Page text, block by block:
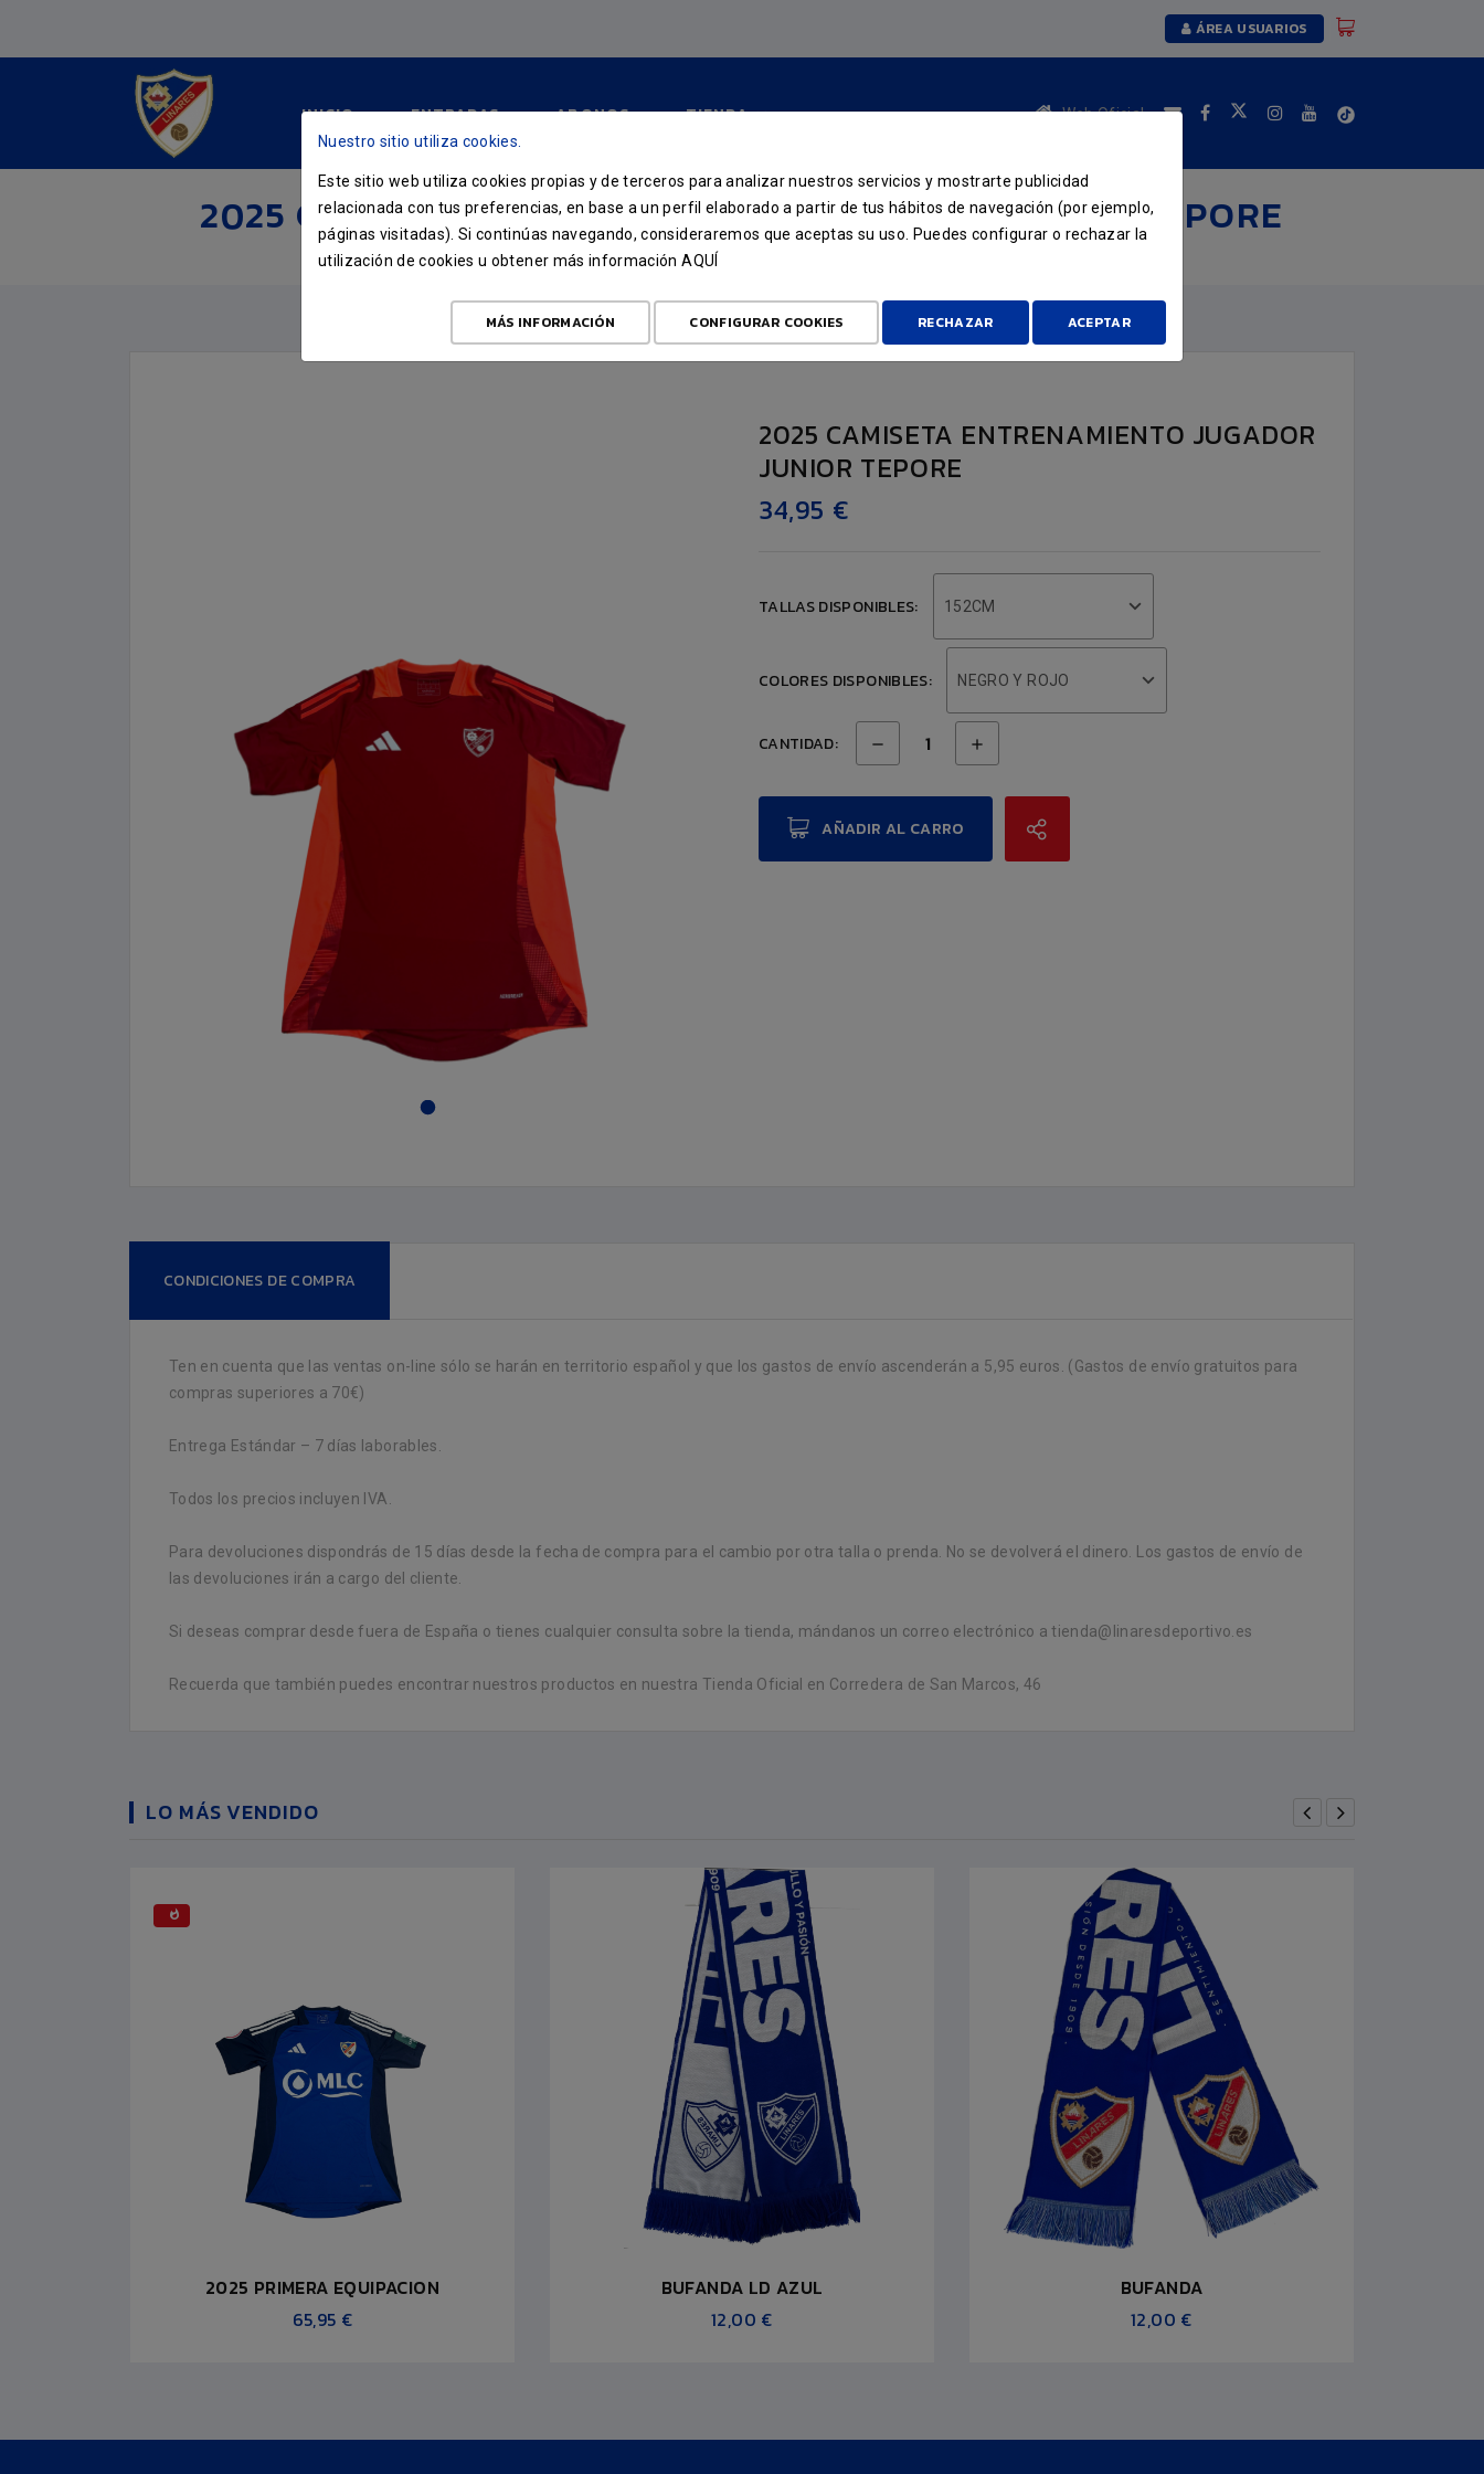
ÁREA USUARIOS
INICIO ENTRADAS ABONOS TIENDA Web Oficial
2025 CAMISETA ENTRENAMIENTO JUGADOR JUNIOR TEPORE
INICIO TIENDA ROPA ENTRENAMIENTO 2025 CAMISETA ENTRENAMIENTO JUGADOR JUNIOR TEPORE
2025 CAMISETA ENTRENAMIENTO JUGADOR
JUNIOR TEPORE
34,95 €
TALLAS DISPONIBLES: 152CM
COLORES DISPONIBLES: NEGRO Y ROJO
CANTIDAD:
AÑADIR AL CARRO
CONDICIONES DE COMPRA
Ten en cuenta que las ventas on-line sólo se harán en territorio español y que los gastos de envío ascenderán a 5,95 euros. (Gastos de envío gratuitos para
compras superiores a 70€)
Entrega Estándar – 7 días laborables.
Todos los precios incluyen IVA.
Para devoluciones dispondrás de 15 días desde la fecha de compra para el cambio por otra talla o prenda. No se devolverá el dinero. Los gastos de envío de
las devoluciones irán a cargo del cliente.
Si deseas comprar desde fuera de España o tienes cualquier consulta sobre la tienda, mándanos un correo electrónico a tienda@linaresdeportivo.es
Recuerda que también puedes encontrar nuestros productos en nuestra Tienda Oficial en Corredera de San Marcos, 46
LO MÁS VENDIDO
2025 PRIMERA EQUIPACION
65,95 €
BUFANDA LD AZUL
12,00 €
BUFANDA
12,00 €
Nuestro sitio utiliza cookies.
Este sitio web utiliza cookies propias y de terceros para analizar nuestros servicios y mostrarte publicidad
relacionada con tus preferencias, en base a un perfil elaborado a partir de tus hábitos de navegación (por ejemplo,
páginas visitadas). Si continúas navegando, consideraremos que aceptas su uso. Puedes configurar o rechazar la
utilización de cookies u obtener más informaciónAQUÍ
MÁS INFORMACIÓN CONFIGURAR COOKIES RECHAZAR ACEPTAR